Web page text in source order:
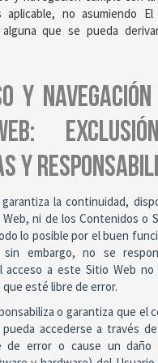
no asumiendo El
alguna que se pueda
Y
Y
la continuidad,
ni de los Contenidos o
lo posible por el buen
embargo, no se
acceso a este Sitio Web no
esté libre de error.
o garantiza que el
accederse a través
de error o cause un daño